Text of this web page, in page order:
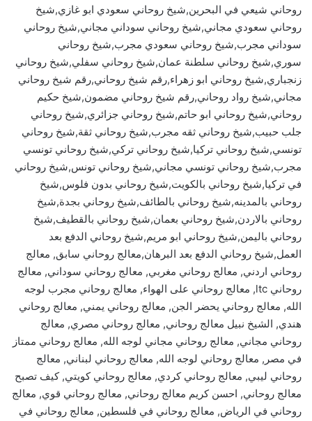
روحاني شيعي في البحرين,شيخ روحاني سعودي ابو غازي,شيخ
روحاني سعودي مجاني,شيخ روحاني سوداني مجاني,شيخ روحاني
سوداني مجرب,شيخ روحاني سعودي مجرب,شيخ روحاني
سوري,شيخ روحاني سلطنة عمان,شيخ روحاني سفلي,شيخ روحاني
زنجباري,شيخ روحاني ابو زهراء,رقم شيخ روحاني,رقم شيخ روحاني
مجاني,شيخ رواد روحاني,رقم شيخ روحاني مضمون,شيخ حكيم
روحاني,شيخ روحاني ابو حاتم,شيخ روحاني جزائري,شيخ روحاني
جلب حبيب,شيخ روحاني ثقه مجرب,شيخ روحاني ثقة,شيخ روحاني
تونسي,شيخ روحاني تركيا,شيخ روحاني تركي,شيخ روحاني تونسي
مجرب,شيخ روحاني تونسي مجاني,شيخ روحاني تونس,شيخ روحاني
في تركيا,شيخ روحاني بالكويت,شيخ روحاني بدون فلوس,شيخ
روحاني بالمدينه,شيخ روحاني بالطائف,شيخ روحاني بجدة,شيخ
روحاني بالاردن,شيخ روحاني بعمان,شيخ روحاني بالقطيف,شيخ
روحاني باليمن,شيخ روحاني ابو مريم,شيخ روحاني الدفع بعد
العمل,شيخ روحاني الدفع بعد البرهان,معالج روحاني سابق, معالج
روحاني اردني, معالج روحاني مغربي, معالج روحاني سوداني, معالج
روحاني ltc, معالج روحاني على الهواء, معالج روحاني مجرب لوجه
الله, معالج روحاني يحضر الجن, معالج روحاني يمني, معالج روحاني
هندي, الشيخ نبيل معالج روحاني, معالج روحاني مصري, معالج
روحاني مجاني, معالج روحاني مجاني لوجه الله, معالج روحاني ممتاز
في مصر, معالج روحاني لوجه الله, معالج روحاني لبناني, معالج
روحاني ليبي, معالج روحاني كردي, معالج روحاني كويتي, كيف تصبح
معالج روحاني, احسن كريم معالج روحاني, معالج روحاني قوي, معالج
روحاني في الرياض, معالج روحاني في فلسطين, معالج روحاني في